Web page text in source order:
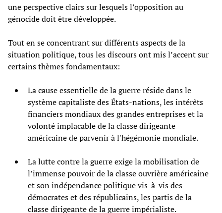
une perspective clairs sur lesquels l’opposition au
génocide doit être développée.
Tout en se concentrant sur différents aspects de la
situation politique, tous les discours ont mis l’accent sur
certains thèmes fondamentaux:
La cause essentielle de la guerre réside dans le
système capitaliste des États-nations, les intérêts
financiers mondiaux des grandes entreprises et la
volonté implacable de la classe dirigeante
américaine de parvenir à l'hégémonie mondiale.
La lutte contre la guerre exige la mobilisation de
l’immense pouvoir de la classe ouvrière américaine
et son indépendance politique vis-à-vis des
démocrates et des républicains, les partis de la
classe dirigeante de la guerre impérialiste.